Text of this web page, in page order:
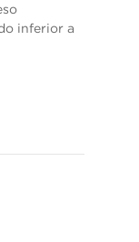
inferior a